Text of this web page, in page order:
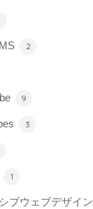
2
9
3
1
ブウェブデザイン